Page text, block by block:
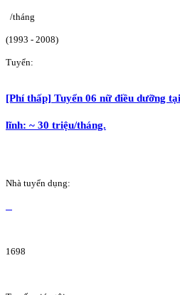
/tháng
(1993 - 2008)
Tuyển:
[Phí thấp] Tuyển 06 nữ điều dưỡng
lĩnh: ~ 30 triệu/tháng.
Nhà tuyển dụng:
1698